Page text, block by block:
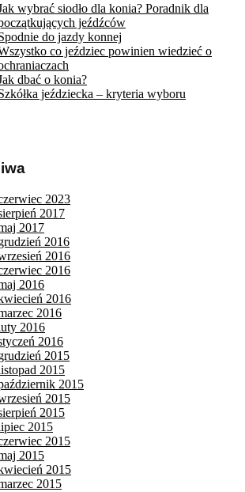
wybrać siodło dla konia? Poradnik dla
jeźdźców
do jazdy konnej
co jeździec powinien wiedzieć o
dbać o konia?
jeździecka – kryteria wyboru
2023
2017
2017
2016
2016
2016
2016
2016
2016
2016
2016
2015
2015
2015
2015
2015
2015
2015
2015
2015
2015